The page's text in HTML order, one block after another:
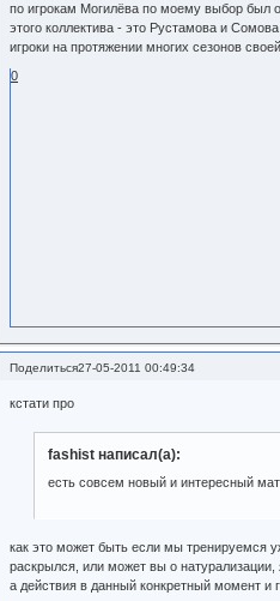
по игрокам Могилёва по моему выбор был
этого коллектива - это Рустамова и
игроки на протяжении многих сезонов
0
Поделиться27-05-2011 00:49:34
кстати про
fashist написал(а):
есть совсем новый и интересный
как это может быть если мы тренируемся
раскрылся, или может вы о натурализации,
а действия в данный конкретный момент и